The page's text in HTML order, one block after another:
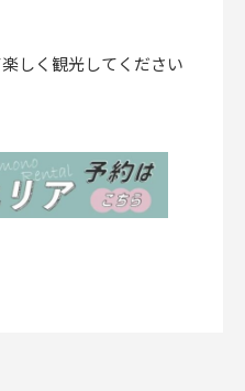
しく観光してください